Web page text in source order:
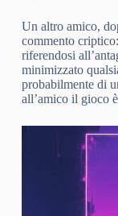
Un altro amico,
commento
riferendosi
minimizzato
probabilmente di
all’amico il gioco